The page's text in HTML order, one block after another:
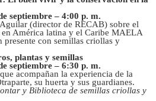
septiembre – 4:00 p. m.
(director de RECAB) sobre el
América latina y el Caribe MAELA
presente con semillas criollas y
plantas y semillas
septiembre – 6:30 p. m.
acompañan la experiencia de la
su huerta y sus guardianes.
y Biblioteca de semillas criollas y